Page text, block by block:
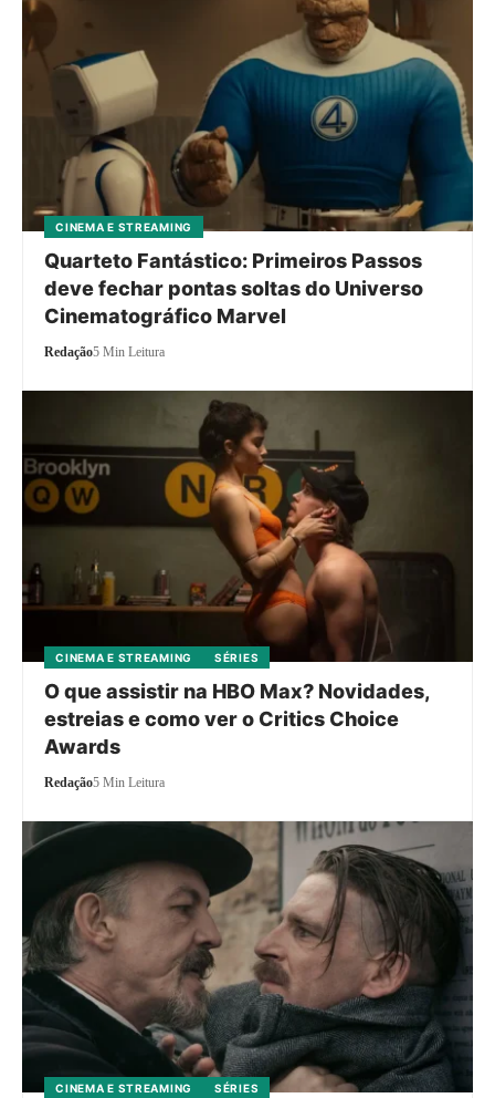
CINEMA E STREAMING
Quarteto Fantástico: Primeiros Passos
deve fechar pontas soltas do Universo
Cinematográfico Marvel
Redação5 Min Leitura
CINEMA E STREAMING SÉRIES
O que assistir na HBO Max? Novidades,
estreias e como ver o Critics Choice
Awards
Redação5 Min Leitura
CINEMA E STREAMING SÉRIES